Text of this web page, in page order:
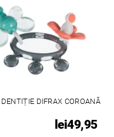
DIFRAX COROANĂ
lei49,95